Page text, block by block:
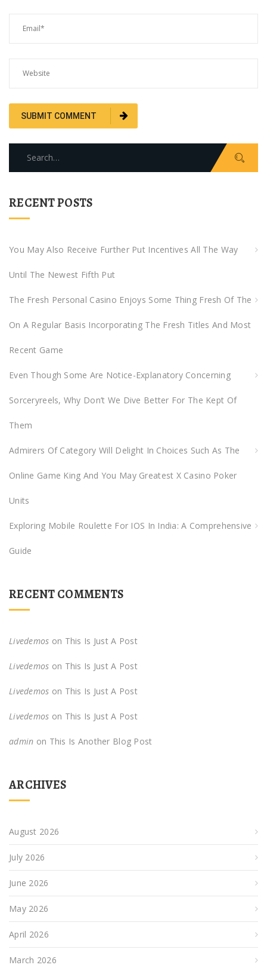
r
r
RECENT POSTS
You May Also Receive Further Put Incentives All The Way
Until The Newest Fifth Put
The Fresh Personal Casino Enjoys Some Thing Fresh Of The
On A Regular Basis Incorporating The Fresh Titles And Most
Recent Game
Even Though Some Are Notice-Explanatory Concerning
Sorceryreels, Why Don’t We Dive Better For The Kept Of
Them
Admirers Of Category Will Delight In Choices Such As The
Online Game King And You May Greatest X Casino Poker
Units
Exploring Mobile Roulette For IOS In India: A Comprehensive
Guide
RECENT COMMENTS
Livedemos on This Is Just A Post
Livedemos on This Is Just A Post
Livedemos on This Is Just A Post
Livedemos on This Is Just A Post
admin on This Is Another Blog Post
ARCHIVES
August 2026
July 2026
June 2026
May 2026
April 2026
March 2026